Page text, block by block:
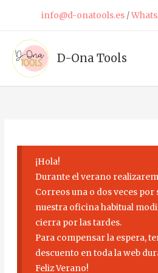
contenido
info@d-onatools.es/
D-Ona Tools
¡Hola!
Durante el verano
Correos una o dos veces por
nuestra oficina habitual
cierra por las tardes.
Para compensar la espera,
descuento en toda la web
Feliz Verano!